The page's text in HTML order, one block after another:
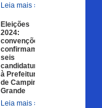
Leia mais »
Eleições
2024:
convenções
confirmam
seis
candidaturas
à Prefeitura
de Campina
Grande
Leia mais »